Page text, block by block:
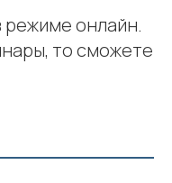
режиме онлайн.
то сможете